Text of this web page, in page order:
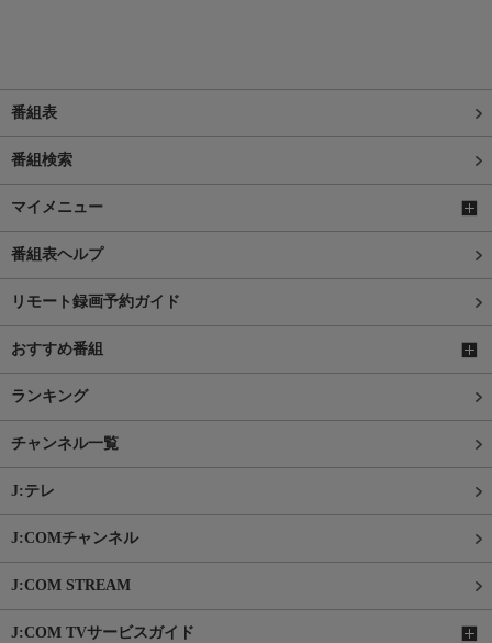
番組表
番組検索
マイメニュー
番組表ヘルプ
リモート録画予約ガイド
おすすめ番組
ランキング
チャンネル一覧
J:テレ
J:COMチャンネル
J:COM STREAM
J:COM TVサービスガイド